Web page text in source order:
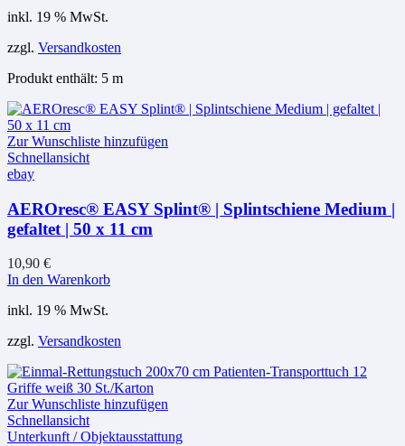
inkl. 19 % MwSt.
zzgl. Versandkosten
Produkt enthält: 5 m
Zur Wunschliste hinzufügen
Schnellansicht
ebay
AEROresc® EASY Splint® | Splintschiene Medium |
gefaltet | 50 x 11 cm
10,90 €
In den Warenkorb
inkl. 19 % MwSt.
zzgl. Versandkosten
Zur Wunschliste hinzufügen
Schnellansicht
Unterkunft / Objektausstattung